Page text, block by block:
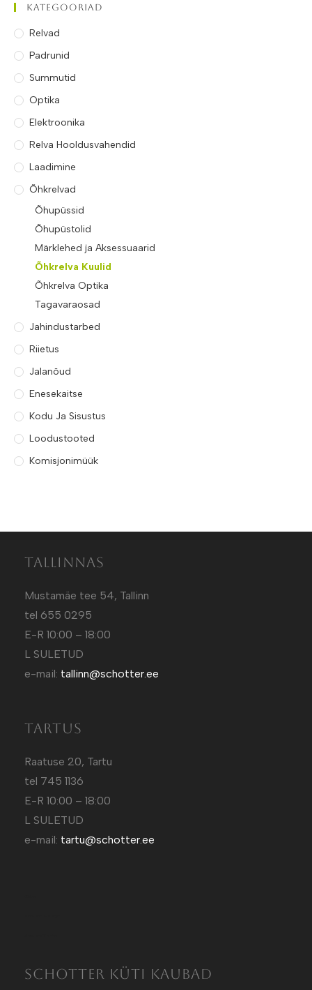
Kategooriad
Relvad
Padrunid
Summutid
Optika
Elektroonika
Relva Hooldusvahendid
Laadimine
Õhkrelvad
Õhupüssid
Õhupüstolid
Märklehed ja Aksessuaarid
Õhkrelva Kuulid
Õhkrelva Optika
Tagavaraosad
Jahindustarbed
Riietus
Jalanõud
Enesekaitse
Kodu Ja Sisustus
Loodustooted
Komisjonimüük
Tallinnas
Mustamäe tee 54, Tallinn
tel 655 0295
E-R 10:00 – 18:00
L SULETUD
e-mail: tallinn@schotter.ee
Tartus
Raatuse 20, Tartu
tel 745 1136
E-R 10:00 – 18:00
L SULETUD
e-mail: tartu@schotter.ee
SCHOTTER KÜTI KAUBAD